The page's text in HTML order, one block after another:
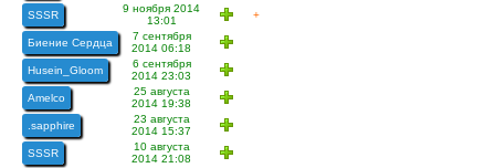
SSSR
9 ноября 2014
13:01
+
Биение Сердца
7 сентября
2014 06:18
Husein_Gloom
6 сентября
2014 23:03
Amelco
25 августа
2014 19:38
.sapphire
23 августа
2014 15:37
SSSR
10 августа
2014 21:08